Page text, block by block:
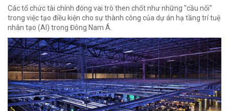
Các tổ chức tài chính đóng vai trò then chốt như những "cầu nối"
trong việc tạo điều kiện cho sự thành công của dự án hạ tầng trí tuệ
nhân tạo (AI) trong Đông Nam Á.